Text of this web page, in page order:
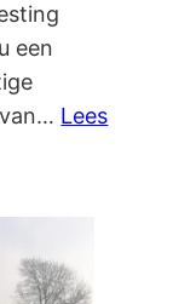
een
Lees